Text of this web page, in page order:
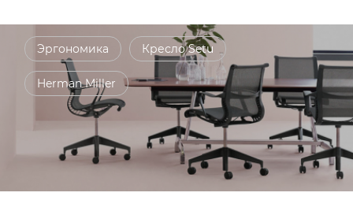
Эргономика Кресло Setu
Herman Miller